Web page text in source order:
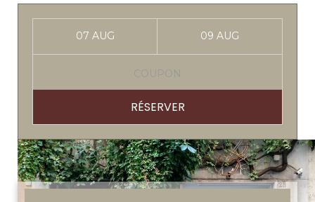
RÉSERVER